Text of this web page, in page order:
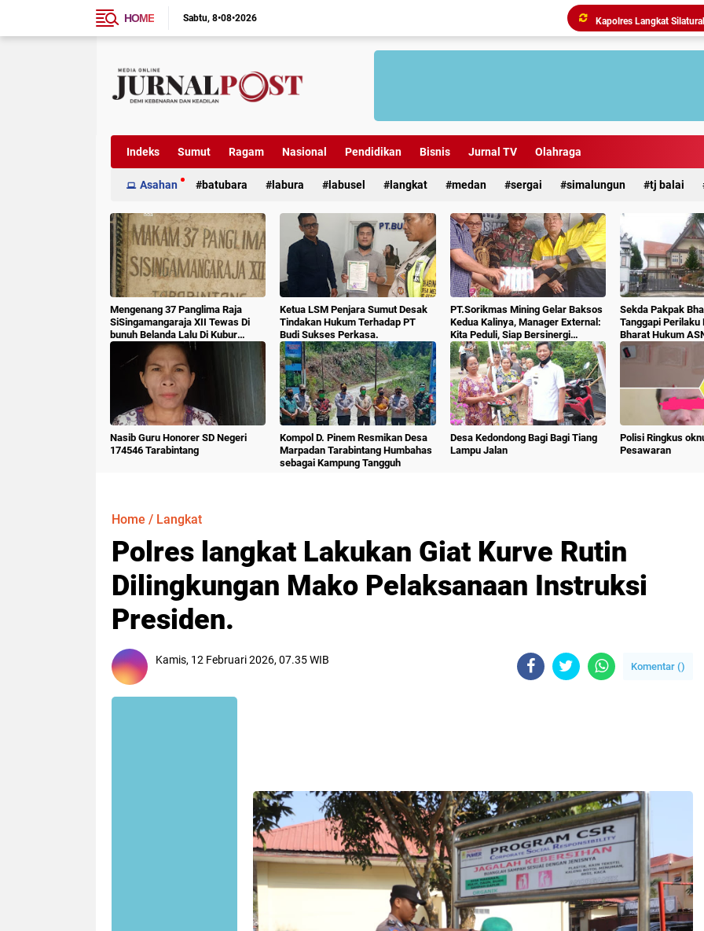
HOME Sabtu 8•08•2026
Antisipasi Geng Motor
Indeks Sumut Ragam Nasional Pendidikan Bisnis Jurnal TV Olahraga
Asahan batubara labura labusel langkat medan sergai simalungun tj balai
Mengenang 37 Panglima Raja
SiSingamangaraja XII Tewas Di
bunuh Belanda Lalu Di Kubur
Massal Oleh Masyarakat
Ketua LSM Penjara Sumut Desak
Tindakan Hukum Terhadap PT
Budi Sukses Perkasa.
PT.Sorikmas Mining Gelar Baksos
Kedua Kalinya, Manager External:
Kita Peduli, Siap Bersinergi
Dengan Pemda & Masyarakat.
Sekda Pakpak
Tanggapi Perilaku
Bharat Hukum
Nasib Guru Honorer SD Negeri
174546 Tarabintang
Kompol D. Pinem Resmikan Desa
Marpadan Tarabintang Humbahas
sebagai Kampung Tangguh
Desa Kedondong Bagi Bagi Tiang
Lampu Jalan
Polisi Ringkus
Pesawaran
Home / Langkat
Polres langkat Lakukan Giat Kurve Rutin
Dilingkungan Mako Pelaksanaan Instruksi
Presiden.
Kamis, 12 Februari 2026, 07.35 WIB
Komentar ()